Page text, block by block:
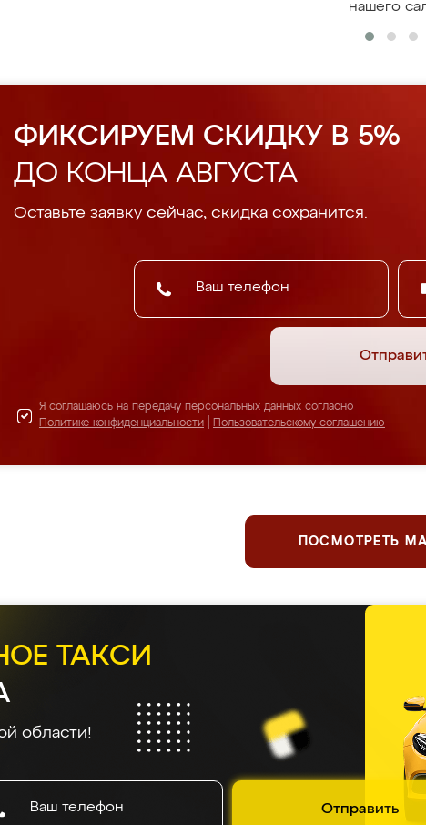
нашего
ФИКСИРУЕМ СКИДКУ В 5%
ДО КОНЦА АВГУСТА
Оставьте заявку сейчас, скидка сохранится.
Я соглашаюсь на передачу персональных данных согласно
Политике конфиденциальности
Пользовательскому соглашению
ПОСМОТРЕТЬ
ТАКСИ
области!
Отправить